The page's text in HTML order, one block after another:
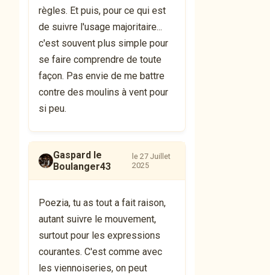
règles. Et puis, pour ce qui est
de suivre l'usage majoritaire...
c'est souvent plus simple pour
se faire comprendre de toute
façon. Pas envie de me battre
contre des moulins à vent pour
si peu.
Gaspard le
Boulanger43
le 27 Juillet
2025
Poezia, tu as tout a fait raison,
autant suivre le mouvement,
surtout pour les expressions
courantes. C'est comme avec
les viennoiseries, on peut